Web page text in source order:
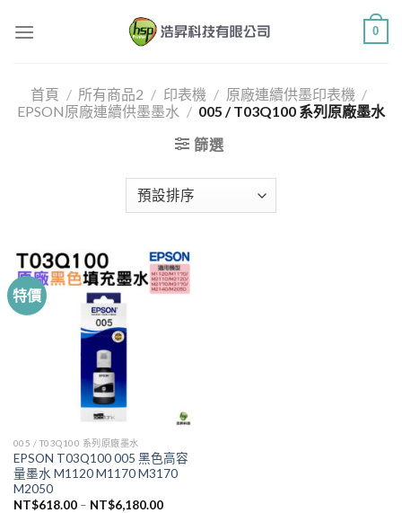
0
首頁 / 所有商品2 / 印表機 / 原廠連續供墨印表機 /
EPSON原廠連續供墨墨水 / 005 / T03Q100 系列原廠墨水
篩選
特價
005 / T03Q100 系列原廠墨水
EPSON T03Q100 005 黑色高容
量墨水 M1120 M1170 M3170
M2050
NT$618.00– NT$6,180.00